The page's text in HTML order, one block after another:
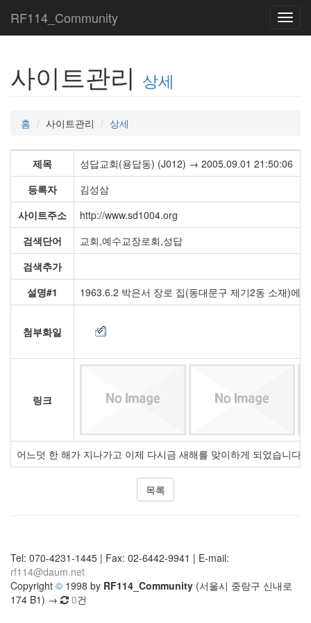
RF114_Community
사이트관리 상세
홈 사이트관리 상세
제목
성답교회(용답동) (J012) → 2005.09.01 21:50:06
등록자
김성삼
사이트주소
http://www.sd1004.org
검색단어
교회,예수교장로회,성답
검색추가
설명#1
1963.6.2 박은서 장로 집(동대문구 제기2동 소재)에
첨부화일
링크
어느덧 한 해가 지나가고 이제 다시금 새해를 맞이하게 되었습니
목록
Tel: 070-4231-1445 | Fax: 02-6442-9941 | E-mail:
rf114@daum.net
Copyright © 1998 by RF114_Community (서울시 중랑구 신내로
174 B1) →
0건